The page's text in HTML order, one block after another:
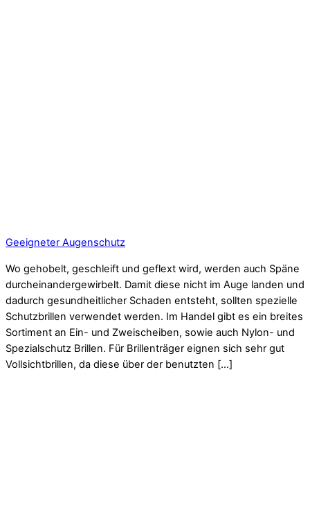
Geeigneter Augenschutz
Wo gehobelt, geschleift und geflext wird, werden auch Späne
durcheinandergewirbelt. Damit diese nicht im Auge landen und
dadurch gesundheitlicher Schaden entsteht, sollten spezielle
Schutzbrillen verwendet werden. Im Handel gibt es ein breites
Sortiment an Ein- und Zweischeiben, sowie auch Nylon- und
Spezialschutz Brillen. Für Brillenträger eignen sich sehr gut
Vollsichtbrillen, da diese über der benutzten […]